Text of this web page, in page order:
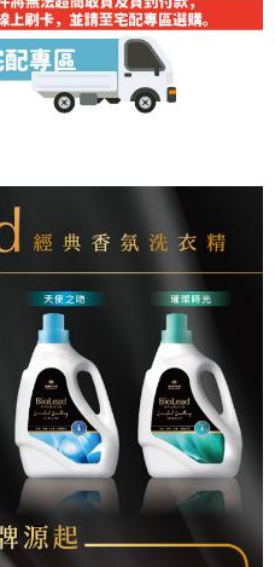
用戶可立即使用無須另外申請。
成立後會自動跳轉到大哥付的交易
期數、繳款截止日，確認付款後即完
分期」於每月結算日後寄送繳費提
商條碼／台灣大直營門市／銀行轉
路繳費。
」（以下簡稱本公司）所提供，讓
或服務，並由商店將買賣／分期付款
本公司帳單繳交帳款。
之契約關係目的，商店將以您的個人
台灣大哥大進項蒐集、處理及利用，
料之確認、核對及更正。
： https://oppay.tw/userRule
不需儲值。
即可結帳。
款。
」後，將跳轉至「AFTEE先享後付」
，即可完成結帳。
知簡訊。
此簡訊中的連結，可透過四大超商／
，方視為交易完成。
繳費，但若您需要取消訂單，請聯絡
訂單仍視為有效，需透過AFTEE先享
」之結帳頁面顯示為準，若有關於
相關疑問，請聯繫「AFTEE先享後付
support/home
Point 折抵消費金額 (1點等於1元)。
)免運費